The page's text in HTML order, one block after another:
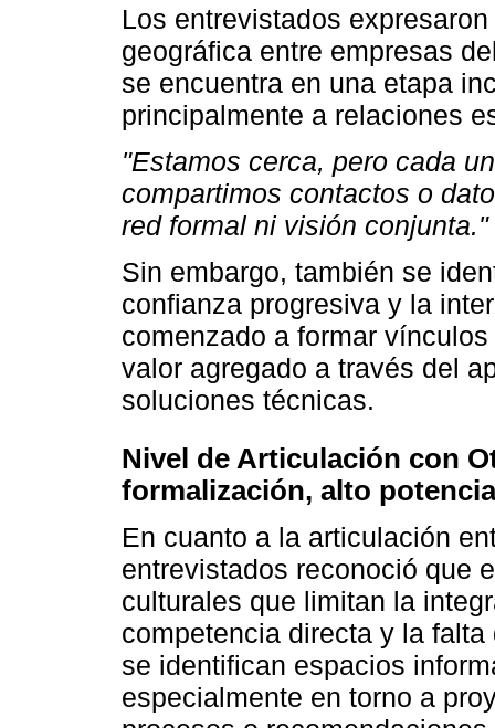
Los entrevistados
geográfica entre empresas
se encuentra en una etapa
principalmente a relaciones
"Estamos cerca, pero cada
compartimos contactos o
red formal ni visión conjunta."
Sin embargo, también se
confianza progresiva y la
comenzado a formar
valor agregado a través del
soluciones técnicas.
Nivel de Articulación con
formalización, alto
En cuanto a la articulación
entrevistados reconoció que
culturales que limitan la
competencia directa y la
se identifican espacios
especialmente en torno a